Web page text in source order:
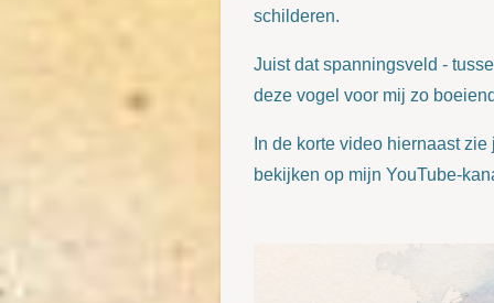
schilderen.
Juist dat spanningsveld -
deze vogel voor mij zo
In de korte video hiernaast
bekijken op mijn YouTube-